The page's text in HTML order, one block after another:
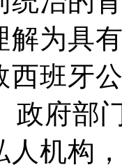
解为具
西班牙
政府部
人机构